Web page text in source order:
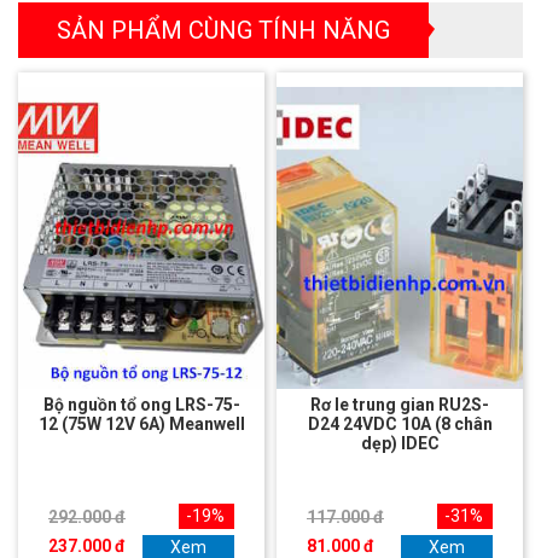
SẢN PHẨM CÙNG TÍNH NĂNG
Bộ nguồn tổ ong LRS-75-
12 (75W 12V 6A) Meanwell
292.000 đ
237.000 đ
-19%
Xem
Rơ le trung gian RU2S-
D24 24VDC 10A (8 chân
dẹp) IDEC
117.000 đ
81.000 đ
-31%
Xem